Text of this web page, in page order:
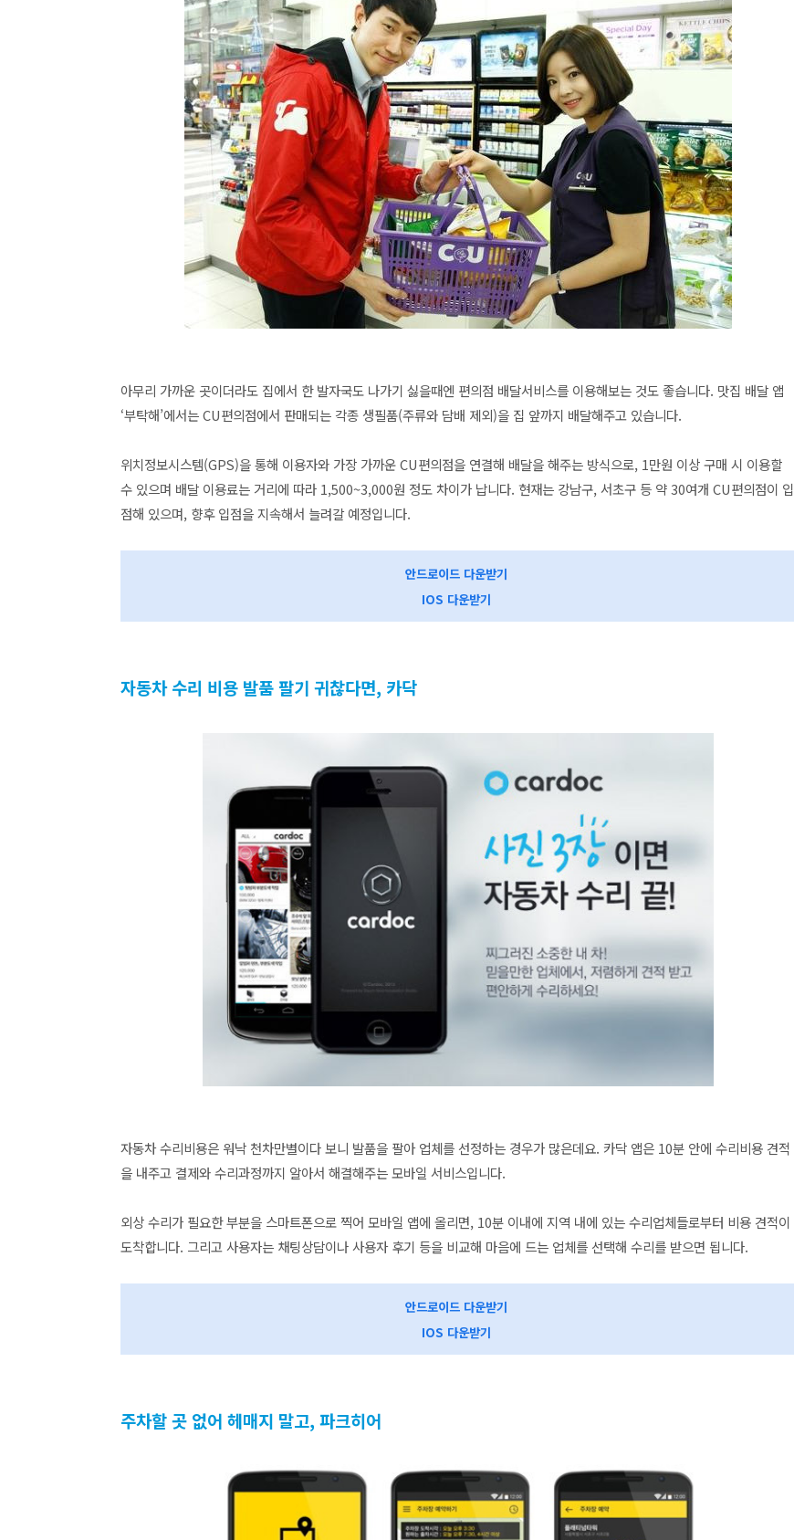
아무리 가까운 곳이더라도 집에서 한 발자국도 나가기 싫을때엔 편의점 배달서비스를 이용해보는 것도 좋습니다. 맛집 배달 앱
‘부탁해’에서는 CU편의점에서 판매되는 각종 생필품(주류와 담배 제외)을 집 앞까지 배달해주고 있습니다.
위치정보시스템(GPS)을 통해 이용자와 가장 가까운 CU편의점을 연결해 배달을 해주는 방식으로, 1만원 이상 구매 시 이용할
수 있으며 배달 이용료는 거리에 따라 1,500~3,000원 정도 차이가 납니다. 현재는 강남구, 서초구 등 약 30여개 CU편의점이 입
점해 있으며, 향후 입점을 지속해서 늘려갈 예정입니다.
안드로이드 다운받기
IOS 다운받기
자동차 수리 비용 발품 팔기 귀찮다면, 카닥
자동차 수리비용은 워낙 천차만별이다 보니 발품을 팔아 업체를 선정하는 경우가 많은데요. 카닥 앱은 10분 안에 수리비용 견적
을 내주고 결제와 수리과정까지 알아서 해결해주는 모바일 서비스입니다.
외상 수리가 필요한 부분을 스마트폰으로 찍어 모바일 앱에 올리면, 10분 이내에 지역 내에 있는 수리업체들로부터 비용 견적이
도착합니다. 그리고 사용자는 채팅상담이나 사용자 후기 등을 비교해 마음에 드는 업체를 선택해 수리를 받으면 됩니다.
안드로이드 다운받기
IOS 다운받기
주차할 곳 없어 헤매지 말고, 파크히어